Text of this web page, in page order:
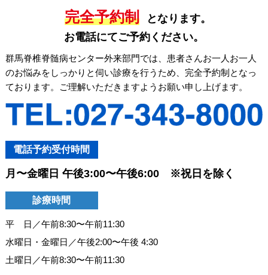
完全予約制
となります。
お電話にてご予約ください。
群馬脊椎脊髄病センター外来部門では、患者さんお一人お一人
のお悩みをしっかりと伺い診療を行うため、完全予約制となっ
ております。ご理解いただきますようお願い申し上げます。
電話予約受付時間
月〜金曜日 午後3:00〜午後6:00 ※祝日を除く
診療時間
平 日／午前8:30〜午前11:30
水曜日・金曜日／午後2:00〜午後 4:30
土曜日／午前8:30〜午前11:30